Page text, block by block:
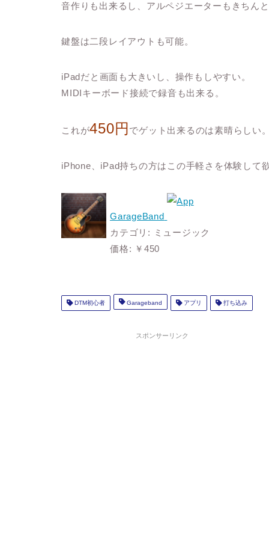
音作りも出来るし、アルペジエーターもきちんと
鍵盤は二段レイアウトも可能。
iPadだと画面も大きいし、操作もしやすい。
MIDIキーボード接続で録音も出来る。
これが450円 でゲット出来るのは素晴らしい。
iPhone、iPad持ちの方はこの手軽さを体験して
GarageBand
カテゴリ: ミュージック
価格: ￥450
DTM初心者 Garageband アプリ 打ち込み
スポンサーリンク